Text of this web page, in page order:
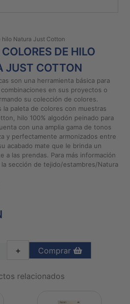
hilo Natura Just Cotton
DE HILO
JUST COTTON
son una herramienta básica para
en sus proyectos o
su colección de colores.
la paleta de colores con muestras
hilo 100% algodón peinado para
con una amplia gama de tonos
y perfectamente armonizados entre
acabado mate que le brinda un
a las prendas. Para más información
sección de tejido/estambres/Natura
+ Comprar
relacionados